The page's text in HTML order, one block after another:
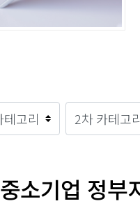
중소기업 정부